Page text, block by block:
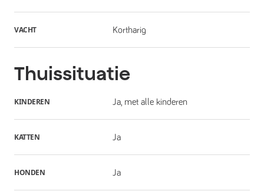
VACHT Kortharig
Thuissituatie
KINDEREN Ja, met alle kinderen
KATTEN Ja
HONDEN Ja